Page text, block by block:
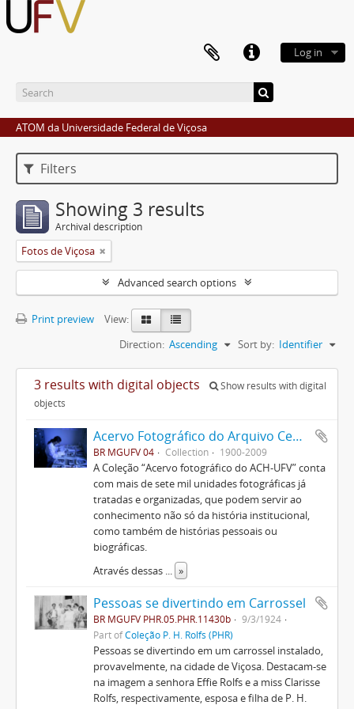
Log in
ATOM da Universidade Federal de Viçosa
Filters
Showing 3 results
Archival description
Fotos de Viçosa
Advanced search options
Print preview
View:
Sort by: Identifier
Direction: Ascending
3 results with digital objects
Show results with digital
objects
Acervo Fotográfico do Arquivo Central Histórico da UFV
BR MGUFV 04 Collection 1900-2009
A Coleção “Acervo fotográfico do ACH-UFV” conta
com mais de sete mil unidades fotográficas já
tratadas e organizadas, que podem servir ao
conhecimento não só da história institucional,
como também de histórias pessoais ou
biográficas.
Através dessas
»
Pessoas se divertindo em Carrossel
BR MGUFV PHR.05.PHR.11430b
9/3/1924
Part ofColeção P. H. Rolfs (PHR)
Pessoas se divertindo em um carrossel instalado,
provavelmente, na cidade de Viçosa. Destacam-se
na imagem a senhora Effie Rolfs e a miss Clarisse
Rolfs, respectivamente, esposa e filha de P. H.